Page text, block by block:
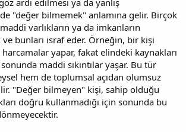
"değer bilmemek" anlamına gelir. Birçok
varlıkların ya da imkanların
bunları israf eder. Örneğin, bir kişi
yapar, fakat elindeki kaynakları
maddi sıkıntılar yaşar. Bu tür
hem de toplumsal açıdan olumsuz
"Değer bilmeyen" kişi, sahip olduğu
doğru kullanmadığı için sonunda bu